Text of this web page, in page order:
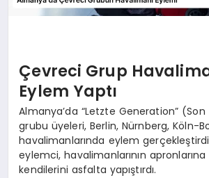
Çevreci Grup
Eylem Yaptı
Almanya’da “Letzte Generation” (Son
grubu üyeleri, Berlin, Nürnberg, Köln-
havalimanlarında eylem
eylemci, havalimanlarının
kendilerini asfalta yapıştırdı.